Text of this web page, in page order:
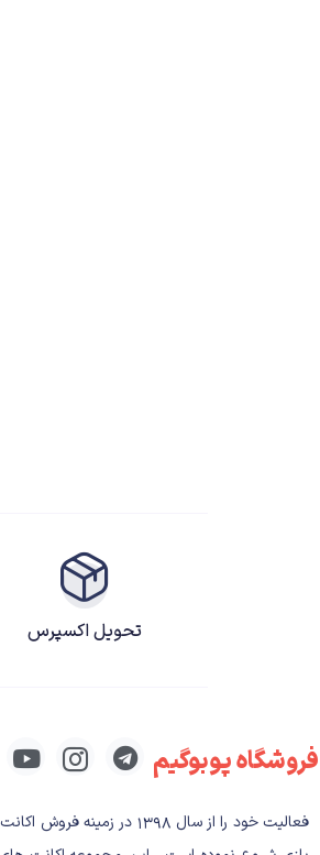
تحویل اکسپرس
فروشگاه پوبوگیم
فعالیت خود را از سال ۱۳۹۸ در